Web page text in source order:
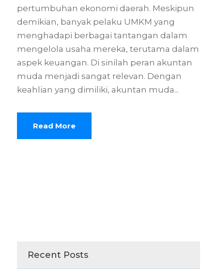
pertumbuhan ekonomi daerah. Meskipun
demikian, banyak pelaku UMKM yang
menghadapi berbagai tantangan dalam
mengelola usaha mereka, terutama dalam
aspek keuangan. Di sinilah peran akuntan
muda menjadi sangat relevan. Dengan
keahlian yang dimiliki, akuntan muda...
Read More
Recent Posts